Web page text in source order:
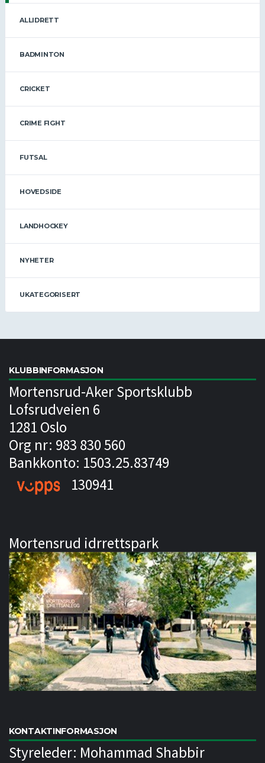
ALLIDRETT
BADMINTON
CRICKET
CRIME FIGHT
FUTSAL
HOVEDSIDE
LANDHOCKEY
NYHETER
UKATEGORISERT
KLUBBINFORMASJON
Mortensrud-Aker Sportsklubb
Lofsrudveien 6
1281 Oslo
Org nr: 983 830 560
Bankkonto: 1503.25.83749
130941
Mortensrud idrrettspark
KONTAKTINFORMASJON
Styreleder: Mohammad Shabbir